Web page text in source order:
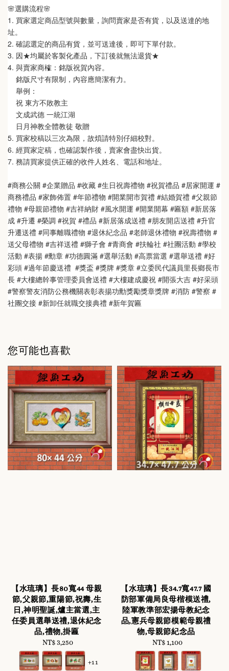
🌸選購流程🌸
1. 買家選定商品型號與數量，詢問賣家是否有貨，以及送達的地
址。
2. 確認選定的商品有貨，並可送達後，即可下單付款。
3. 因★均屬於客製化產品，下訂後就無法退貨★
4. 與賣家商榷：銘版祝賀內容。
銘版尺寸有限制，內容應簡潔有力。
舉例：
祝 東方不敗教主
文成武德 一統江湖
日月神教全體教徒 敬贈
5. 買家校稿以三次為限，故煩請特別仔細校對。
6. 經買家定稿，也確認製作後，賣家會盡快出貨。
7. 務請買家提供正確的收件人姓名、電話和地址。
#商務公關 #企業贈品 #收藏 #生日祝壽禮物 #祝賀禮品 #居家開運 #
商務禮品 #家飾佈置 #年節禮物 #開業開市賀禮 #結婚賀禮 #父親節
禮物 #母親節禮物 #吉祥納財 #風水開運 #開業開幕 #匾額 #新居落
成 #升遷 #榮調 #祝賀 #禮品 #新居落成送禮 #朋友開店送禮 #升官
升遷送禮 #同事離職禮物 #退休紀念品 #老師退休禮物 #祝壽禮物 #
送父母禮物 #吉祥送禮 #獅子會 #青商會 #扶輪社 #社團活動 #學校
活動 #表揚 #勳章 #功德圓滿 #選舉活動 #高票當選 #選舉送禮 #好
彩頭 #過年節慶送禮  #獎盃 #獎牌 #獎章 #立委民代議員里長鄉長市
長 #大樓總幹事管理委員會送禮 #大樓建成慶祝 #開張大吉 #好采頭
#警察警友消防公務機關表彰表揚功勳獎勵獎章獎牌 #消防 #警察 #
社團交接 #新卸任就職交接典禮 #新年賀匾
您可能也喜歡
【水琉璃】長80寬44 母親
節,父親節,重陽節,祝壽,生
日,神明聖誕,爐主當選,主
任委員選舉送禮,退休紀念
品,禮物,掛匾
Regular
price
NT$ 3,250
+11
【水琉璃】長34.7寬47.7 國
防部軍備局良母楷模送禮,
陸軍教準部宏揚母教紀念
品,憲兵母親節模範母親禮
物,母親節紀念品
Regular
price
NT$ 1,100